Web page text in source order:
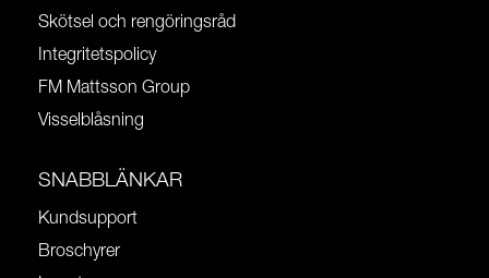
Skötsel och rengöringsråd
Integritetspolicy
FM Mattsson Group
Visselblåsning
SNABBLÄNKAR
Kundsupport
Broschyrer